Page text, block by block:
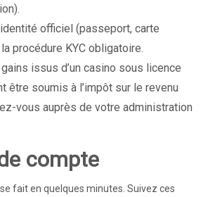
officiel (passeport, carte
procédure KYC obligatoire.
issus d’un casino sous licence
être soumis à l’impôt sur le revenu
vous auprès de votre administration
compte
se fait en quelques minutes. Suivez ces